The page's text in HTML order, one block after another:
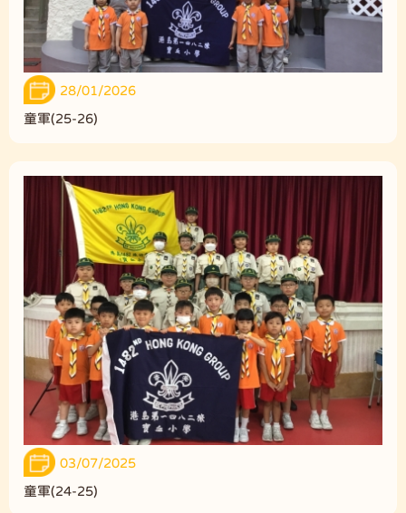
28/01/2026
童軍(25-26)
03/07/2025
童軍(24-25)